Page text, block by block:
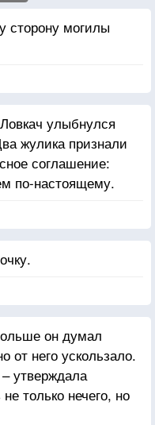
сторону могилы
улыбнулся
жулика признали
соглашение:
по-настоящему.
он думал
от него ускользало.
утверждала
только нечего, но